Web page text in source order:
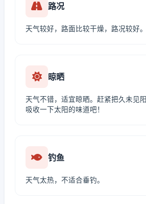
路况
天气较好，路面比较干燥，路况较好。
晾晒
天气不错，适宜晾晒。赶紧把久未见
吸收一下太阳的味道吧！
钓鱼
天气太热，不适合垂钓。